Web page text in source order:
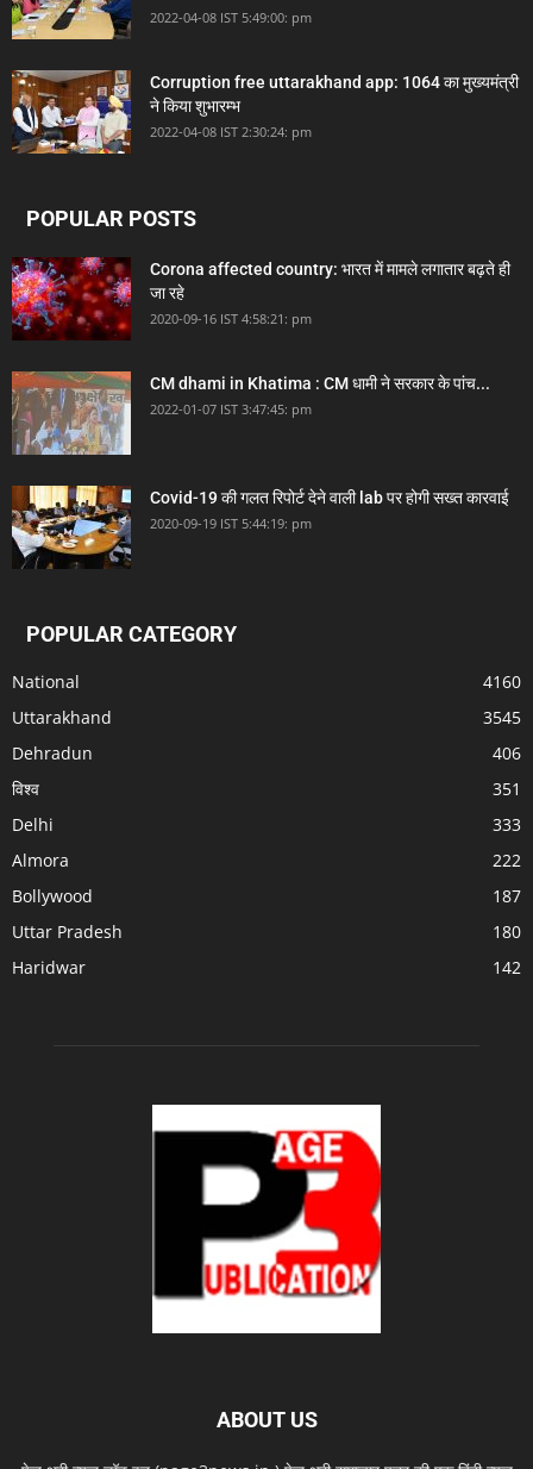
2022-04-08 IST 5:49:00: pm
Corruption free uttarakhand app: 1064 का मुख्यमंत्री
ने किया शुभारम्भ
2022-04-08 IST 2:30:24: pm
POPULAR POSTS
Corona affected country: भारत में मामले लगातार बढ़ते ही
जा रहे
2020-09-16 IST 4:58:21: pm
CM dhami in Khatima : CM धामी ने सरकार के पांच...
2022-01-07 IST 3:47:45: pm
Covid-19 की गलत रिपोर्ट देने वाली lab पर होगी सख्त कारवाई
2020-09-19 IST 5:44:19: pm
POPULAR CATEGORY
National
4160
Uttarakhand
3545
Dehradun
406
विश्व
351
Delhi
333
Almora
222
Bollywood
187
Uttar Pradesh
180
Haridwar
142
ABOUT US